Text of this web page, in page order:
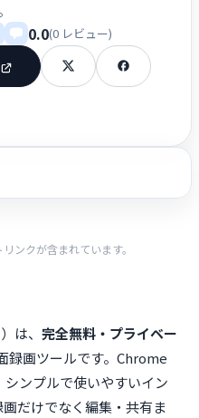
0.0(0 レビュー)
ンクが含まれています。
は、 完全無料・プライベー
録画ツールです。Chrome
ンプルで使いやすいイン
だけでなく編集・共有ま